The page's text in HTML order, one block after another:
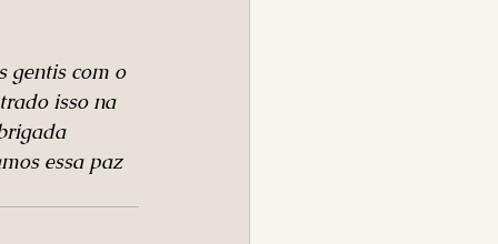
gentis com o
isso na
essa paz